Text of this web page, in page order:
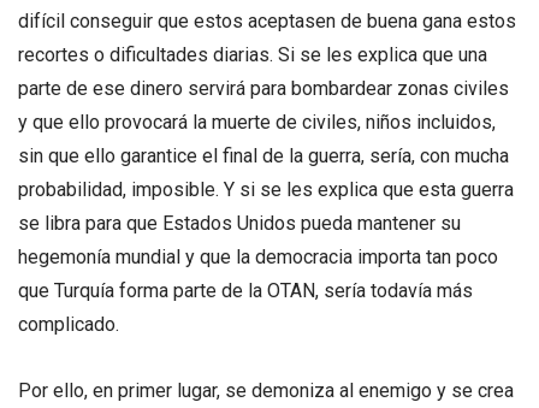
difícil conseguir que estos aceptasen de buena gana estos
recortes o dificultades diarias. Si se les explica que una
parte de ese dinero servirá para bombardear zonas civiles
y que ello provocará la muerte de civiles, niños incluidos,
sin que ello garantice el final de la guerra, sería, con mucha
probabilidad, imposible. Y si se les explica que esta guerra
se libra para que Estados Unidos pueda mantener su
hegemonía mundial y que la democracia importa tan poco
que Turquía forma parte de la OTAN, sería todavía más
complicado.
Por ello, en primer lugar, se demoniza al enemigo y se crea